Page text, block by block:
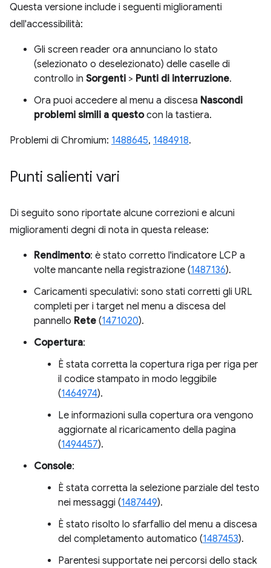
Questa versione include i seguenti miglioramenti
dell'accessibilità:
Gli screen reader ora annunciano lo stato
(selezionato o deselezionato) delle caselle di
controllo in Sorgenti > Punti di interruzione.
Ora puoi accedere al menu a discesa Nascondi
problemi simili a questocon la tastiera.
Problemi di Chromium: 1488645, 1484918.
Punti salienti vari
Di seguito sono riportate alcune correzioni e alcuni
miglioramenti degni di nota in questa release:
Rendimento: è stato corretto l'indicatore LCP a
volte mancante nella registrazione (1487136).
Caricamenti speculativi: sono stati corretti gli URL
completi per i target nel menu a discesa del
pannello Rete (1471020).
Copertura:
È stata corretta la copertura riga per riga per
il codice stampato in modo leggibile
(1464974).
Le informazioni sulla copertura ora vengono
aggiornate al ricaricamento della pagina
(1494457).
Console:
È stata corretta la selezione parziale del testo
nei messaggi (1487449).
È stato risolto lo sfarfallio del menu a discesa
del completamento automatico (1487453).
Parentesi supportate nei percorsi dello stack